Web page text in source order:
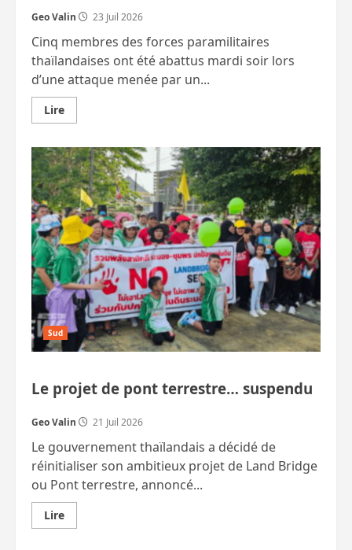
Geo Valin 23 Juil 2026
Cinq membres des forces paramilitaires
thaïlandaises ont été abattus mardi soir lors
d’une attaque menée par un...
LireEn
savoir
Cinq
rangers
abattus
à
Narathiwat
Sud
Le projet de pont terrestre… suspendu
Geo Valin 21 Juil 2026
Le gouvernement thaïlandais a décidé de
réinitialiser son ambitieux projet de Land Bridge
ou Pont terrestre, annoncé...
LireEn
savoir